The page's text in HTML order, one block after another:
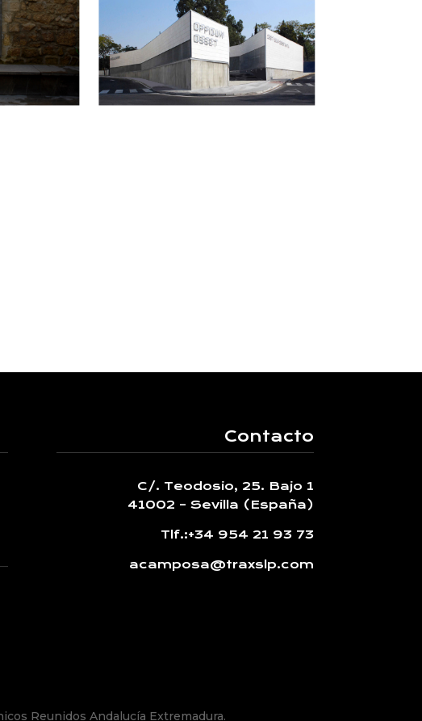
Contacto
C/. Teodosio, 25. Bajo 1
41002 – Sevilla (España)
Tlf.:+34 954 21 93 73
acamposa@traxslp.com
Reunidos Andalucía Extremadura.